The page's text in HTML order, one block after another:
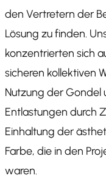
den Vertretern der
Lösung zu finden.
konzentrierten sich
sicheren kollektiven
Nutzung der Gondel
Entlastungen durch
Einhaltung der
Farbe, die in den
waren.